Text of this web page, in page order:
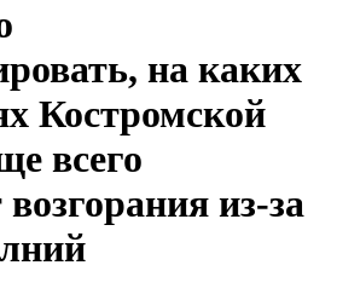
на каких
Костромской
всего
из-за